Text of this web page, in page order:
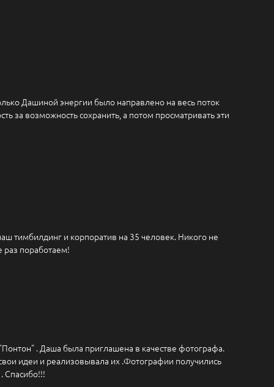
Дашиной энергии было направлено на весь поток
за возможность сохранить, а потом просматривать эти
тимбилдинг и корпоратив на 35 человек. Никого не
раз поработаем!
. Даша была приглашена в качестве фотографа.
идеи и реализовывала их .Фотографии получились
Спасибо!!!